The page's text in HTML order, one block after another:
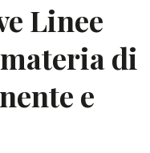
Linee
di
e